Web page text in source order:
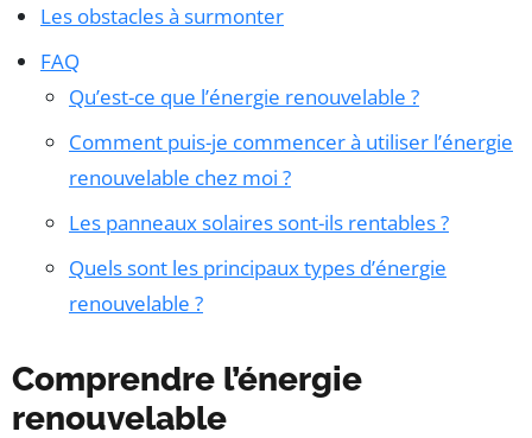
Les obstacles à surmonter
FAQ
Qu’est-ce que l’énergie renouvelable ?
Comment puis-je commencer à utiliser l’énergie
renouvelable chez moi ?
Les panneaux solaires sont-ils rentables ?
Quels sont les principaux types d’énergie
renouvelable ?
Comprendre l’énergie
renouvelable